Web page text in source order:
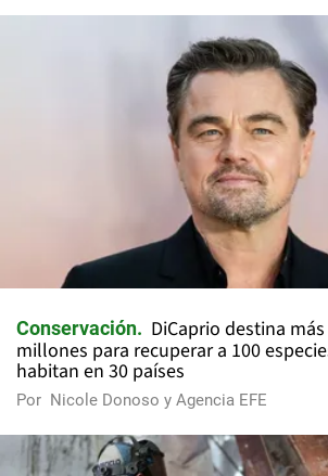
Conservación
DiCaprio destina
millones para recuperar a 100
habitan en 30 países
Por Nicole Donoso y Agencia EFE